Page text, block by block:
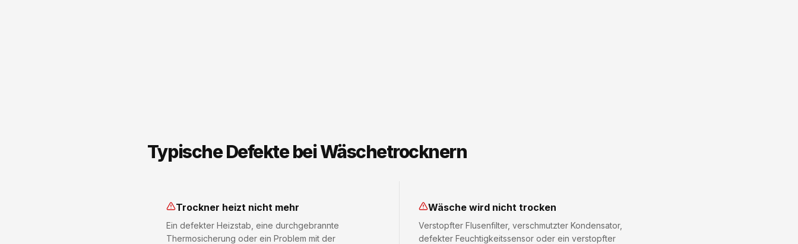
Typische Defekte bei Wäschetrocknern
Trockner heizt nicht mehr
Ein defekter Heizstab, eine durchgebrannte
Thermosicherung oder ein Problem mit der
Wäsche wird nicht trocken
Verstopfter Flusenfilter, verschmutzter Kondensator,
defekter Feuchtigkeitssensor oder ein verstopfter